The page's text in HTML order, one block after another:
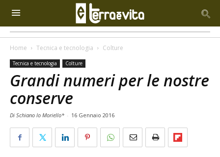
Home Tecnica e tecnologia Colture
Tecnica e tecnologia Colture
Grandi numeri per le nostre
conserve
Di Schiano lo Moriello* - 16 Gennaio 2016